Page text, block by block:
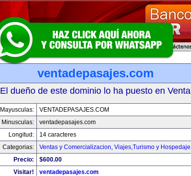
ventadepasajes.com
El dueño de este dominio lo ha puesto en Venta
Mayusculas:
VENTADEPASAJES.COM
Minusculas:
ventadepasajes.com
Longitud:
14 caracteres
Categorias:
Ventas y Comercializacion, Viajes,Turismo y Hospedaje
Precio:
$600.00
Visitar!
ventadepasajes.com